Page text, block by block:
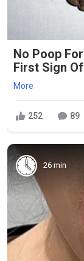
No Poop
First Sign Of
More
252 89
26 min